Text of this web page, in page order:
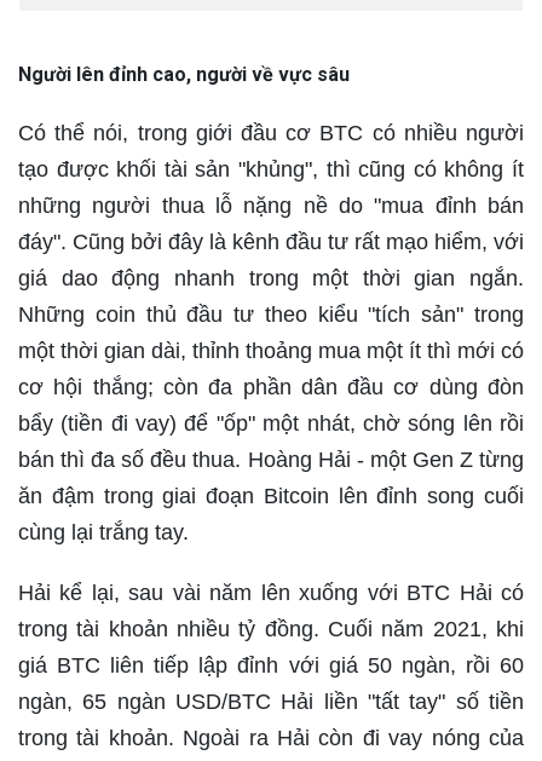
Người lên đỉnh cao, người về vực sâu
Có thể nói, trong giới đầu cơ BTC có nhiều người
tạo được khối tài sản "khủng", thì cũng có không ít
những người thua lỗ nặng nề do "mua đỉnh bán
đáy". Cũng bởi đây là kênh đầu tư rất mạo hiểm, với
giá dao động nhanh trong một thời gian ngắn.
Những coin thủ đầu tư theo kiểu "tích sản" trong
một thời gian dài, thỉnh thoảng mua một ít thì mới có
cơ hội thắng; còn đa phần dân đầu cơ dùng đòn
bẩy (tiền đi vay) để "ốp" một nhát, chờ sóng lên rồi
bán thì đa số đều thua. Hoàng Hải - một Gen Z từng
ăn đậm trong giai đoạn Bitcoin lên đỉnh song cuối
cùng lại trắng tay.
Hải kể lại, sau vài năm lên xuống với BTC Hải có
trong tài khoản nhiều tỷ đồng. Cuối năm 2021, khi
giá BTC liên tiếp lập đỉnh với giá 50 ngàn, rồi 60
ngàn, 65 ngàn USD/BTC Hải liền "tất tay" số tiền
trong tài khoản. Ngoài ra Hải còn đi vay nóng của